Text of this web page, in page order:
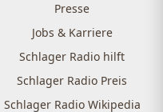
Presse
Jobs & Karriere
Schlager Radio hilft
Schlager Radio Preis
Schlager Radio Wikipedia